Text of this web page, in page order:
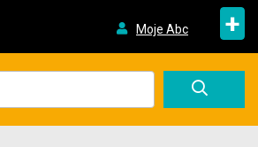
Moje Abc +